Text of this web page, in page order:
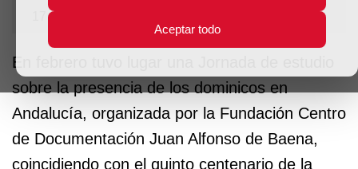
Aceptar todo
17 de marzo de 2015
En febrero tuvo lugar una Jornada de estudio
sobre la presencia de los dominicos en
Andalucía, organizada por la Fundación Centro
de Documentación Juan Alfonso de Baena,
coincidiendo con el quinto centenario de la